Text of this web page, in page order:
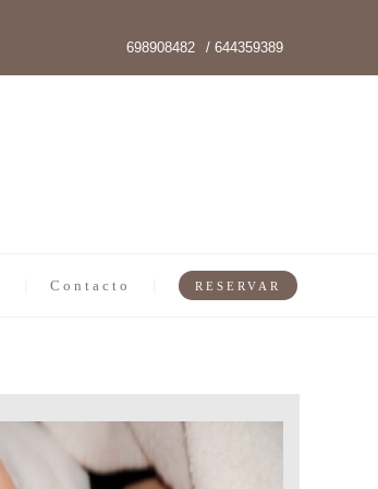
/ 644359389
698908482
Contacto RESERVAR